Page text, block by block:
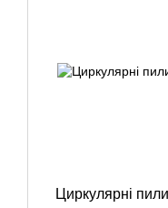
Циркулярні